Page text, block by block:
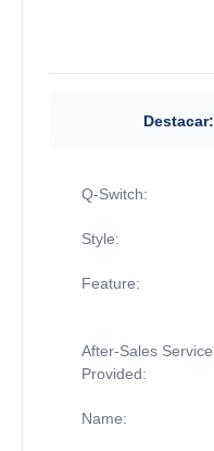
Destacar:
Q-Switch:
Style:
Feature:
After-Sales Service
Provided:
Name: